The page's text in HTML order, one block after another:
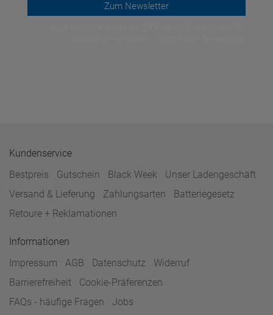
Zum Newsletter
Kundenservice
Bestpreis
Gutschein Black Week
Unser Ladengeschäft
Versand & Lieferung
Zahlungsarten
Batteriegesetz
Retoure + Reklamationen
Informationen
Impressum
AGB Datenschutz
Widerruf
Barrierefreiheit
Cookie-Präferenzen
FAQs - häufige Fragen
Jobs